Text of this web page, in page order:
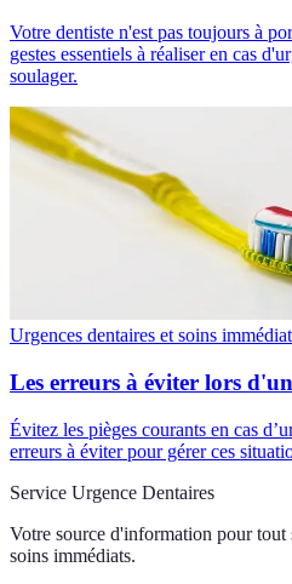
Votre dentiste n'est pas toujours à
gestes essentiels à réaliser en cas
soulager.
Urgences dentaires et soins
Les erreurs à éviter lors
Évitez les pièges courants en cas
erreurs à éviter pour gérer ces
Service Urgence Dentaires
Votre source d'information pour tout
soins immédiats.